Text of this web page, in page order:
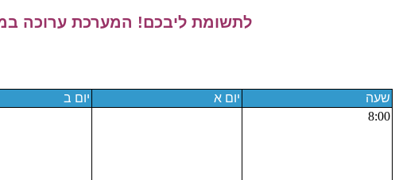
לתשומת ליבכם! המערכת ערוכה
שעה יום א יום ב
8:00